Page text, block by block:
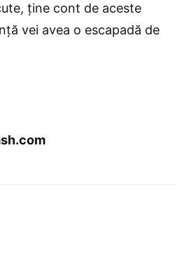
ține cont de aceste
vei avea o escapadă de